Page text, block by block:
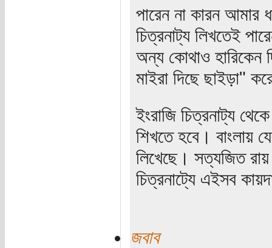
পারেন না কারন আমার
চিত্রনাট্য লিখতেই
অন্য কোথাও হারিকেন
মাইরা দিছে ছাইড়া"
ইংরাজি চিত্রনাট্য
শিখতে হবে। বাংলায়
লিখেছে। সত্যজিত
চিত্রনাট্যে এইসব
জবাব